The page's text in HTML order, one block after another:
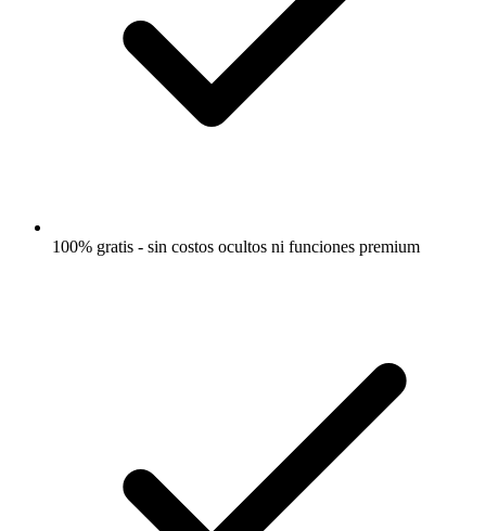
100% gratis - sin costos ocultos ni funciones premium